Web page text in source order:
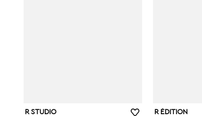
R STUDIO R ÉDITION